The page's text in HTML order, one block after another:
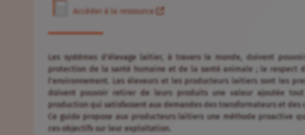
Accéder à la ressource
Les systèmes d’élevage laitier, à travers le monde, doivent
protection de la santé humaine et de la santé animale ; le respect
l’environnement. Les éleveurs et les producteurs laitiers sont les
doivent pouvoir retirer de leurs produits une valeur ajoutée
production qui satisfassent aux demandes des transformateurs et des
Ce guide propose aux producteurs laitiers une méthode proactive
ces objectifs sur leur exploitation.